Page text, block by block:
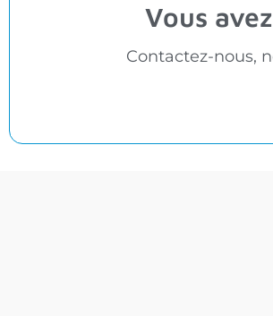
Vous
Contactez-nous,